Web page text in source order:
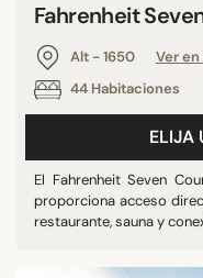
Fahrenheit
Alt - 1650
Ver en
44 Habitaciones
ELIJA
El Fahrenheit Seven
proporciona acceso
restaurante, sauna y